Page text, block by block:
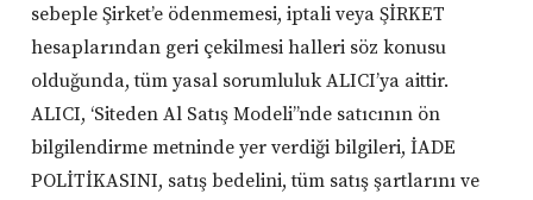
sebeple Şirket’e ödenmemesi, iptali veya ŞİRKET
hesaplarından geri çekilmesi halleri söz konusu
olduğunda, tüm yasal sorumluluk ALICI’ya aittir.
ALICI, ‘Siteden Al Satış Modeli’’nde satıcının ön
bilgilendirme metninde yer verdiği bilgileri, İADE
POLİTİKASINI, satış bedelini, tüm satış şartlarını ve